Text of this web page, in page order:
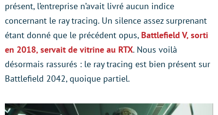
présent, l’entreprise n’avait livré aucun indice
concernant le ray tracing. Un silence assez surprenant
étant donné que le précédent opus, Battlefield V, sorti
en 2018, servait de vitrine au RTX. Nous voilà
désormais rassurés : le ray tracing est bien présent sur
Battlefield 2042, quoique partiel.